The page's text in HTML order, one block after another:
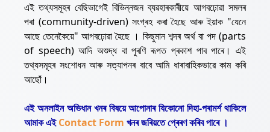
এই তথ্যসমূহৰ বেছিভাগেই বিভিন্নজন ব্যৱহাৰকাৰীয়ে আগবঢ়োৱা সমলৰ
পৰা (community-driven) সংগ্ৰহ কৰা হৈছে আৰু ইয়াক "যেনে
আছে তেনেকৈয়ে" আগবঢ়োৱা হৈছে । কিছুমান শব্দৰ অৰ্থ বা পদ (parts
of speech) আদি অশুদ্ধ বা পুৰণি ৰূপত প্ৰকাশ পাব পাৰে। এই
তথ্যসমূহৰ সংশোধন আৰু সত্যাপনৰ বাবে আমি ধাৰাবাহিকভাৱে কাম কৰি
আছোঁ।
এই অনলাইন অভিধান খনৰ বিষয়ে আপোনাৰ যিকোনো দিহা-পৰামৰ্শ থাকিলে
আমাক এইContact Form খনৰ জৰিয়তে প্ৰেৰণ কৰিব পাৰে ।